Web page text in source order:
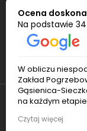
© 2022
Ocena
Na podstawie
W obliczu
Zakład
Gąsienica-
na każdym
czuwał nad
Czytaj więcej